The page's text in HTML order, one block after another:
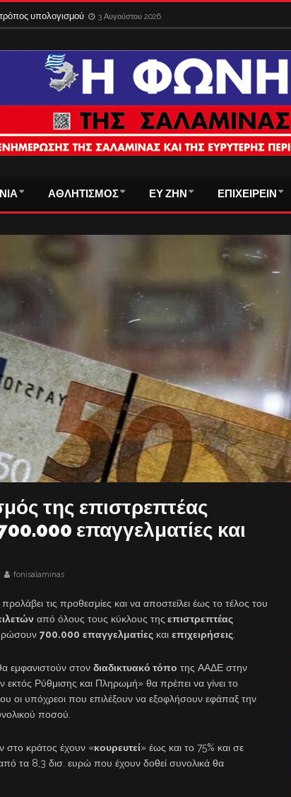
υπολογισμού 3 Αυγούστου 2026
ΑΘΛΗΤΙΣΜΟΣ ΕΥ ΖΗΝ ΕΠΙΧΕΙΡΕΙΝ
της επιστρεπτέας
επαγγελματίες και
fonisalaminas
προλάβει τις προθεσμίες και να αποστείλει έως το τέλος του
από όλους τους κύκλους της επιστρεπτέας
700.000 επαγγελματίες και επιχειρήσεις
εμφανιστούν στον διαδικτυακό τόπο της ΑΑΔΕ στην
Ρύθμισης και Πληρωμή» θα πρέπει να γίνει το
οι υπόχρεοι που επιλέξουν να εξοφλήσουν εφάπαξ την
ποσού.
στο κράτος έχουν «κουρευτεί» έως και το 75% και σε
τα 8,3 δισ. ευρώ που έχουν δοθεί συνολικά θα